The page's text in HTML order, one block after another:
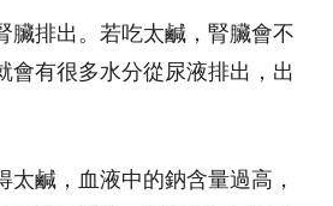
臟排出。若吃太鹹，腎臟會不
會有很多水分從尿液排出，出
太鹹，血液中的鈉含量過高，